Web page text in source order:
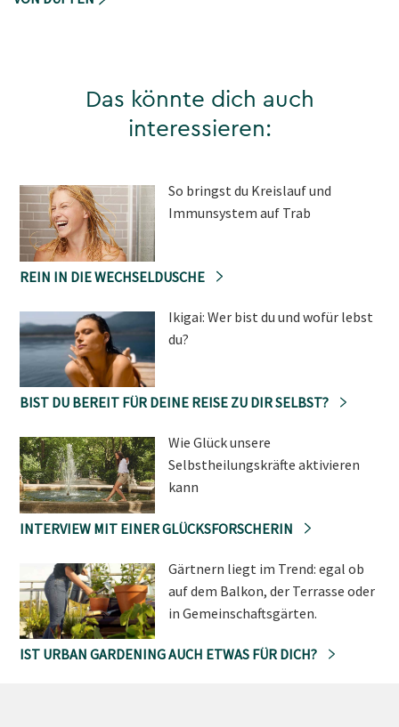
Das könnte dich auch
interessieren:
So bringst du Kreislauf und
Immunsystem auf Trab
REIN IN DIE WECHSELDUSCHE
Ikigai: Wer bist du und wofür lebst
du?
BIST DU BEREIT FÜR DEINE REISE ZU DIR SELBST?
Wie Glück unsere
Selbstheilungskräfte aktivieren
kann
INTERVIEW MIT EINER GLÜCKSFORSCHERIN
Gärtnern liegt im Trend: egal ob
auf dem Balkon, der Terrasse oder
in Gemeinschaftsgärten.
IST URBAN GARDENING AUCH ETWAS FÜR DICH?